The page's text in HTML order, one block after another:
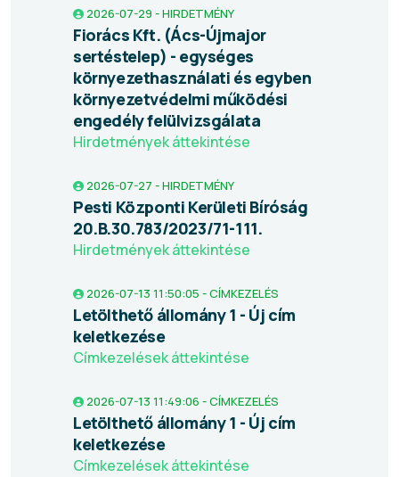
2026-07-29 - HIRDETMÉNY
Fiorács Kft. (Ács-Újmajor
sertéstelep) - egységes
környezethasználati és egyben
környezetvédelmi működési
engedély felülvizsgálata
Hirdetmények áttekintése
2026-07-27 - HIRDETMÉNY
Pesti Központi Kerületi Bíróság
20.B.30.783/2023/71-111.
Hirdetmények áttekintése
2026-07-13 11:50:05 - CÍMKEZELÉS
Letölthető állomány 1 - Új cím
keletkezése
Címkezelések áttekintése
2026-07-13 11:49:06 - CÍMKEZELÉS
Letölthető állomány 1 - Új cím
keletkezése
Címkezelések áttekintése